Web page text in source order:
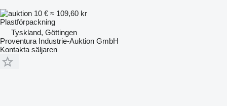
10 € ≈ 109,60 kr
Plastförpackning
Tyskland, Göttingen
Proventura Industrie-Auktion GmbH
Kontakta säljaren